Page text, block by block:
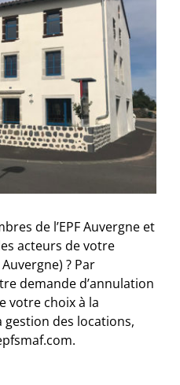
de l’EPF Auvergne et
acteurs de votre
? Par
demande d’annulation
votre choix à la
gestion des locations,